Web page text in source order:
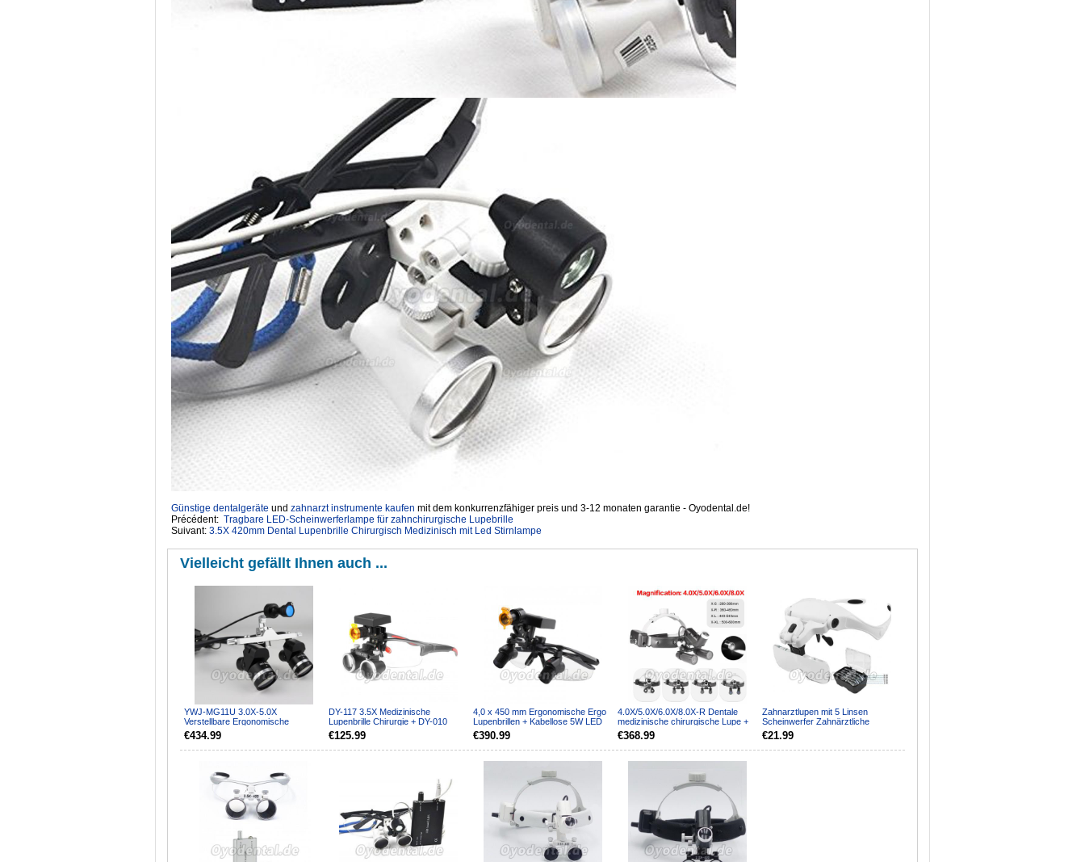
Günstige dentalgeräte ‎ und zahnarzt instrumente kaufen mit dem konkurrenzfähiger preis und 3-12 monaten garantie - Oyodental.de!
Précédent: Tragbare LED-Scheinwerferlampe für zahnchirurgische Lupebrille
Suivant: 3.5X 420mm Dental Lupenbrille Chirurgisch Medizinisch mit Led Stirnlampe
Vielleicht gefällt Ihnen auch ...
YWJ-MG11U 3.0X-5.0X
Verstellbare Ergonomische
Dentalchirurgische Lupenbrille
Erg...
€434.99
DY-117 3.5X Medizinische
Lupenbrille Chirurgie + DY-010
Kabellose 3W LED-Stirnla...
€125.99
4,0 x 450 mm Ergonomische Ergo
Lupenbrillen + Kabellose 5W LED
OP-Stirnleuchte
€390.99
4.0X/5.0X/6.0X/8.0X-R Dentale
medizinische chirurgische Lupe +
Stirnband 5W LED-...
€368.99
Zahnarztlupen mit 5 Linsen
Scheinwerfer Zahnärztliche
Fernglaslupe mit LED-Kopfl...
€21.99